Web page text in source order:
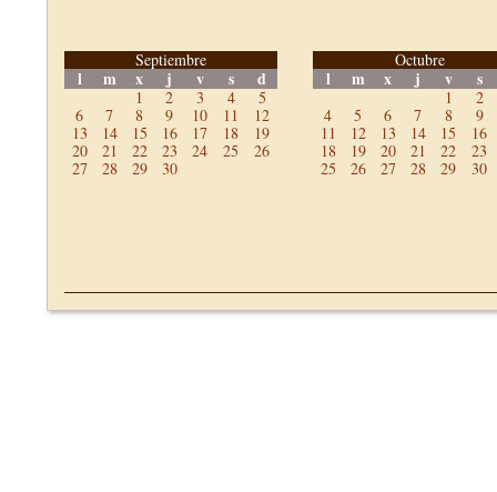
Septiembre
l m x j v s d
1 2 3 4
5
6
7 8 9 10 11
12
13
14 15 16 17 18
19
20
21 22 23 24 25
26
27
28 29 30
Octubre
l m x j v s
1
2
4
5 6 7 8
9
11
12 13 14 15
16
18
19 20 21 22
23
25
26 27 28 29 30